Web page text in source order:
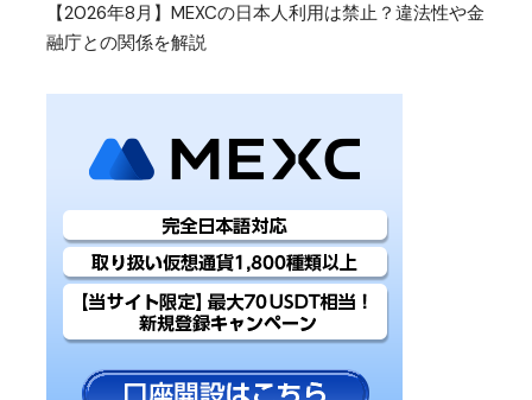
【2026年8月】MEXCの日本人利用は禁止？違法性や金
融庁との関係を解説